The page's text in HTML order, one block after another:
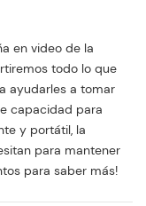
en video de la
todo lo que
ayudarles a tomar
capacidad para
y portátil, la
para mantener
para saber más!